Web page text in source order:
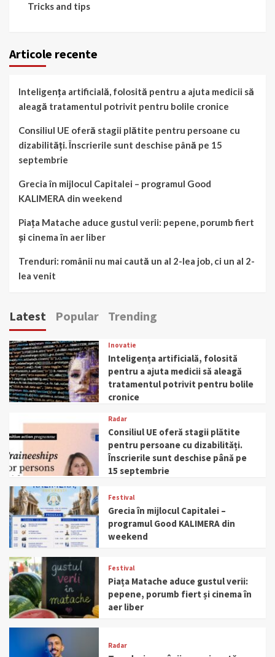
Tricks and tips
Articole recente
Inteligența artificială, folosită pentru a ajuta medicii să
aleagă tratamentul potrivit pentru bolile cronice
Consiliul UE oferă stagii plătite pentru persoane cu
dizabilități. Înscrierile sunt deschise până pe 15
septembrie
Grecia în mijlocul Capitalei – programul Good
KALIMERA din weekend
Piața Matache aduce gustul verii: pepene, porumb fiert
și cinema în aer liber
Trenduri: românii nu mai caută un al 2-lea job, ci un al 2-
lea venit
Latest Popular Trending
Inovatie
Inteligența artificială, folosită
pentru a ajuta medicii să aleagă
tratamentul potrivit pentru bolile
cronice
Radar
Consiliul UE oferă stagii plătite
pentru persoane cu dizabilități.
Înscrierile sunt deschise până pe
15 septembrie
Festival
Grecia în mijlocul Capitalei –
programul Good KALIMERA din
weekend
Festival
Piața Matache aduce gustul verii:
pepene, porumb fiert și cinema în
aer liber
Radar